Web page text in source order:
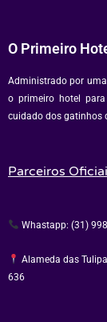
O Primeiro
Administrado por
o primeiro hotel
cuidado dos gatinhos
Parceiros
Whastapp: (31)
Alameda das
636